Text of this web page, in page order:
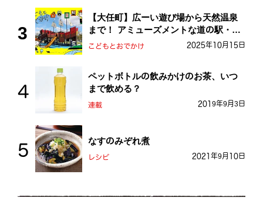
【大任町】広ーい遊び場から天然温泉
まで！ アミューズメントな道の駅・お
おとう桜街道
こどもとおでかけ 2025年10月15日
ペットボトルの飲みかけのお茶、いつ
まで飲める？
連載 2019年9月3日
なすのみぞれ煮
レシピ 2021年9月10日